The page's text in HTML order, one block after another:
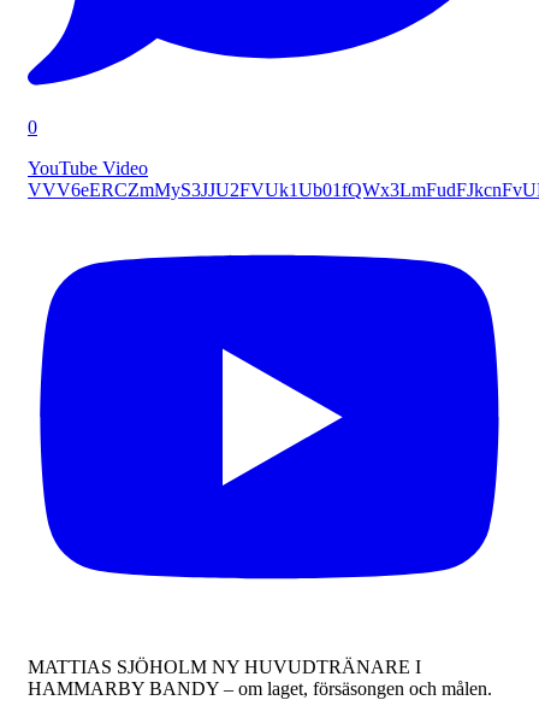
0
YouTube Video
MATTIAS SJÖHOLM NY HUVUDTRÄNARE I
HAMMARBY BANDY – om laget, försäsongen och målen.